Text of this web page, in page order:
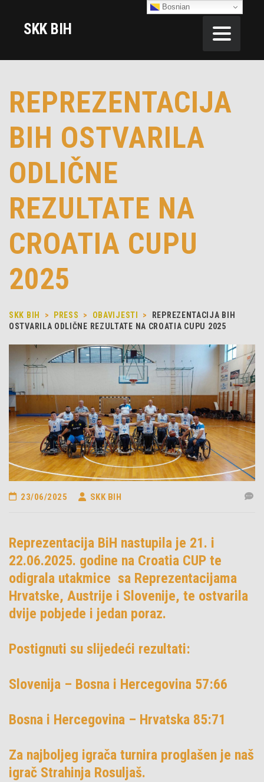
SKK BIH
REPREZENTACIJA
BIH OSTVARILA
ODLIČNE
REZULTATE NA
CROATIA CUPU
2025
SKK BIH > PRESS > OBAVIJESTI >
REPREZENTACIJA BIH
OSTVARILA ODLIČNE REZULTATE NA CROATIA CUPU 2025
23/06/2025 SKK BIH
Reprezentacija BiH nastupila je 21. i
22.06.2025. godine na Croatia CUP te
odigrala utakmice sa Reprezentacijama
Hrvatske, Austrije i Slovenije, te ostvarila
dvije pobjede i jedan poraz.
Postignuti su slijedeći rezultati:
Slovenija – Bosna i Hercegovina 57:66
Bosna i Hercegovina – Hrvatska 85:71
Za najboljeg igrača turnira proglašen je naš
igrač Strahinja Rosuljaš.
Bosnian